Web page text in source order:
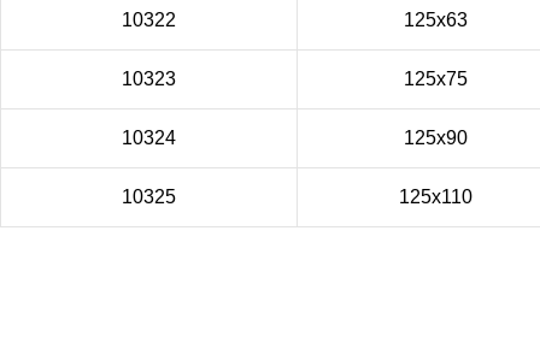
10322 125x63
10323 125x75
10324 125x90
10325 125x110